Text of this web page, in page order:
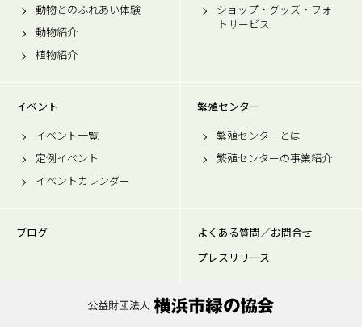
動物とのふれあい体験
動物紹介
植物紹介
ショップ・グッズ・フォ
トサービス
イベント
イベント一覧
定例イベント
イベントカレンダー
繁殖センター
繁殖センターとは
繁殖センターの事業紹介
ブログ
よくある質問／お問合せ
プレスリリース